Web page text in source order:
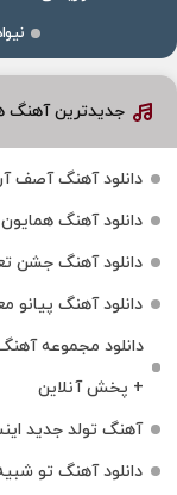
جدیدترین آهنگ
دانلود آهنگ آصف
دانلود آهنگ
دانلود آهنگ جشن
دانلود آهنگ
دانلود مجموعه
+ پخش آنلاین
آهنگ تولد جدید
دانلود آهنگ تو